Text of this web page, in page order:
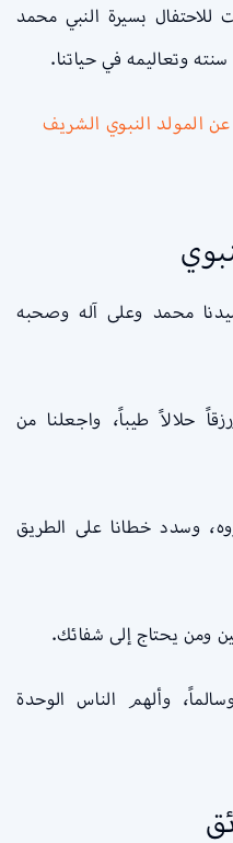
بسيرة النبي محمد
وتعاليمه في حياتنا.
المولد النبوي الشريف
محمد وعلى آله وصحبه
حلالاً طيباً، واجعلنا من
وسدد خطانا على الطريق
ومن يحتاج إلى شفائك.
وألهم الناس الوحدة